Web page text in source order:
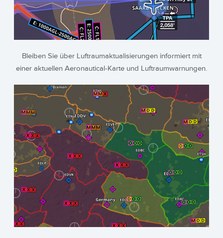
Bleiben Sie über Luftraumaktualisierungen informiert mit
einer aktuellen Aeronautical-Karte und Luftraumwarnungen.